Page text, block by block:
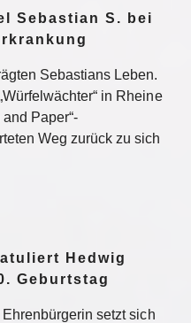
Sebastian S. bei
Sebastians Leben.
in Rheine
Paper“-
Weg zurück zu sich
Hedwig
Geburtstag
setzt sich